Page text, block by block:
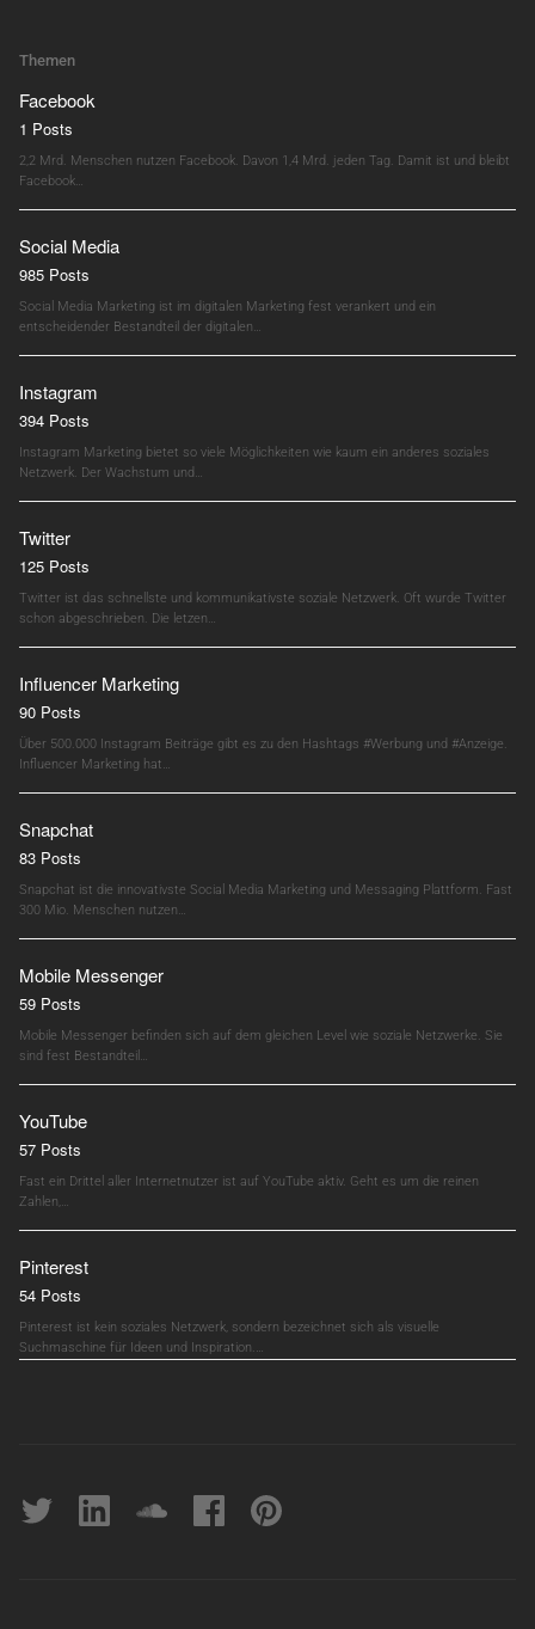
Themen
Facebook
1 Posts
2,2 Mrd. Menschen nutzen Facebook. Davon 1,4 Mrd. jeden Tag. Damit ist und bleibt
Facebook…
Social Media
985 Posts
Social Media Marketing ist im digitalen Marketing fest verankert und ein
entscheidender Bestandteil der digitalen…
Instagram
394 Posts
Instagram Marketing bietet so viele Möglichkeiten wie kaum ein anderes soziales
Netzwerk. Der Wachstum und…
Twitter
125 Posts
Twitter ist das schnellste und kommunikativste soziale Netzwerk. Oft wurde Twitter
schon abgeschrieben. Die letzen…
Influencer Marketing
90 Posts
Über 500.000 Instagram Beiträge gibt es zu den Hashtags #Werbung und #Anzeige.
Influencer Marketing hat…
Snapchat
83 Posts
Snapchat ist die innovativste Social Media Marketing und Messaging Plattform. Fast
300 Mio. Menschen nutzen…
Mobile Messenger
59 Posts
Mobile Messenger befinden sich auf dem gleichen Level wie soziale Netzwerke. Sie
sind fest Bestandteil…
YouTube
57 Posts
Fast ein Drittel aller Internetnutzer ist auf YouTube aktiv. Geht es um die reinen
Zahlen,…
Pinterest
54 Posts
Pinterest ist kein soziales Netzwerk, sondern bezeichnet sich als visuelle
Suchmaschine für Ideen und Inspiration.…
Twitter linkedin soundcloudFacebookpinterest